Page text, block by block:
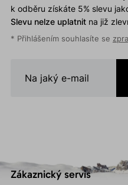
k odběru získáte 5% slevu
Slevu nelze uplatnitna již
* Přihlášením souhlasíte se
Zákaznický servis